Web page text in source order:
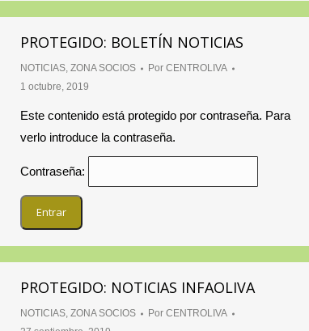
PROTEGIDO: BOLETÍN NOTICIAS
NOTICIAS, ZONA SOCIOS Por CENTROLIVA
1 octubre, 2019
Este contenido está protegido por contraseña. Para
verlo introduce la contraseña.
Contraseña:
PROTEGIDO: NOTICIAS INFAOLIVA
NOTICIAS, ZONA SOCIOS Por CENTROLIVA